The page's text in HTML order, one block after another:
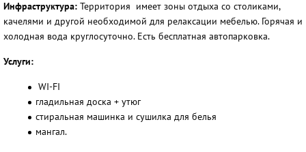
Инфраструктура: Территория имеет зоны отдыха со столиками,
качелями и другой необходимой для релаксации мебелью. Горячая и
холодная вода круглосуточно. Есть бесплатная автопарковка.
Услуги:
WI-FI
гладильная доска + утюг
стиральная машинка и сушилка для белья
мангал.